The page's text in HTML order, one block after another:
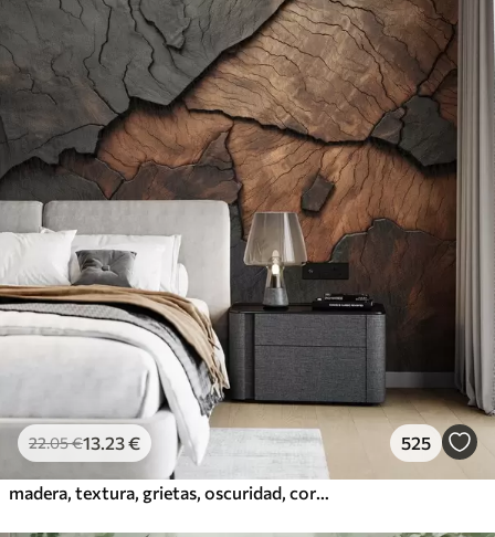
22.05€13 .23€ 525